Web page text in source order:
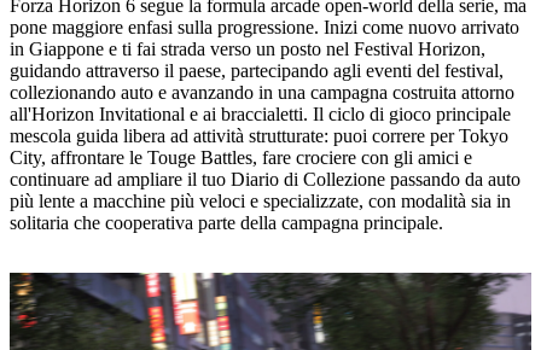
Forza Horizon 6 segue la formula arcade open‑world della serie, ma
pone maggiore enfasi sulla progressione. Inizi come nuovo arrivato
in Giappone e ti fai strada verso un posto nel Festival Horizon,
guidando attraverso il paese, partecipando agli eventi del festival,
collezionando auto e avanzando in una campagna costruita attorno
all'Horizon Invitational e ai braccialetti. Il ciclo di gioco principale
mescola guida libera ad attività strutturate: puoi correre per Tokyo
City, affrontare le Touge Battles, fare crociere con gli amici e
continuare ad ampliare il tuo Diario di Collezione passando da auto
più lente a macchine più veloci e specializzate, con modalità sia in
solitaria che cooperativa parte della campagna principale.